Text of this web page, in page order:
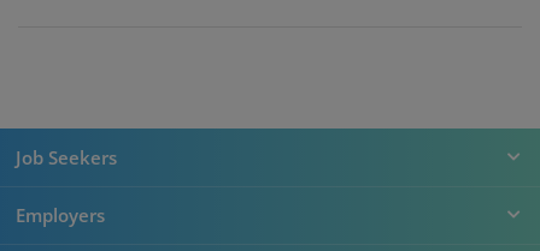
Job Seekers
Employers